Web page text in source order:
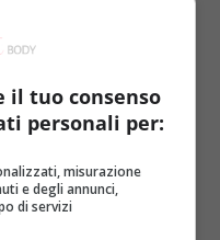
se i risultati sono
dieta, in quando
i danni causati da una
solito sono di “gusti
i piatti semplici e
il tuo consenso
personali per:
misurazione
e degli annunci,
di servizi